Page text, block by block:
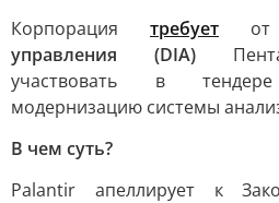
Корпорация требует
управления (DIA)
участвовать в
модернизацию системы
В чем суть?
Palantir апеллирует к